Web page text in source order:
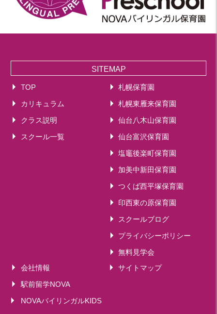
SITEMAP
TOP
カリキュラム
クラス説明
スクール一覧
札幌保育園
札幌東雁来保育園
仙台八木山保育園
仙台富沢保育園
塩竈後楽町保育園
加美中新田保育園
つくば西平塚保育園
印西東の原保育園
スクールブログ
プライバシーポリシー
無料見学会
会社情報
サイトマップ
駅前留学NOVA
NOVAバイリンガルKIDS